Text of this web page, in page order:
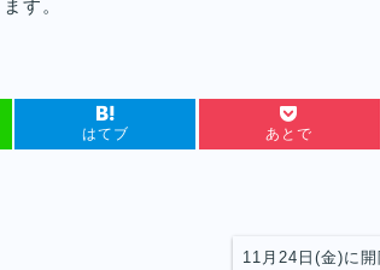
す。
はてブ あとで
11月24日(金)に開